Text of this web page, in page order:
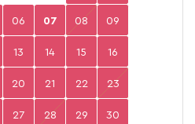
06 07 08 09
13 14 15 16
20 21 22 23
27 28 29 30